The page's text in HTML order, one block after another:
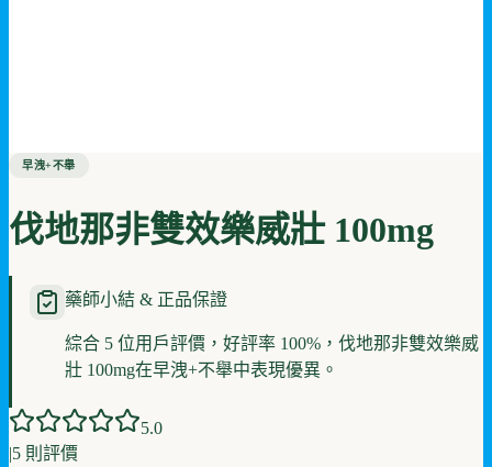
早洩+不舉
伐地那非雙效樂威壯 100mg
藥師小結 & 正品保證
綜合 5 位用戶評價，好評率 100%，伐地那非雙效樂威
壯 100mg在早洩+不舉中表現優異。
5.0
|5 則評價